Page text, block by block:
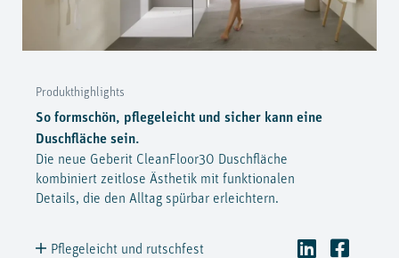
Produkthighlights
So formschön, pflegeleicht und sicher kann eine
Duschfläche sein.
Die neue Geberit CleanFloor30 Duschfläche
kombiniert zeitlose Ästhetik mit funktionalen
Details, die den Alltag spürbar erleichtern.
Pflegeleicht und rutschfest